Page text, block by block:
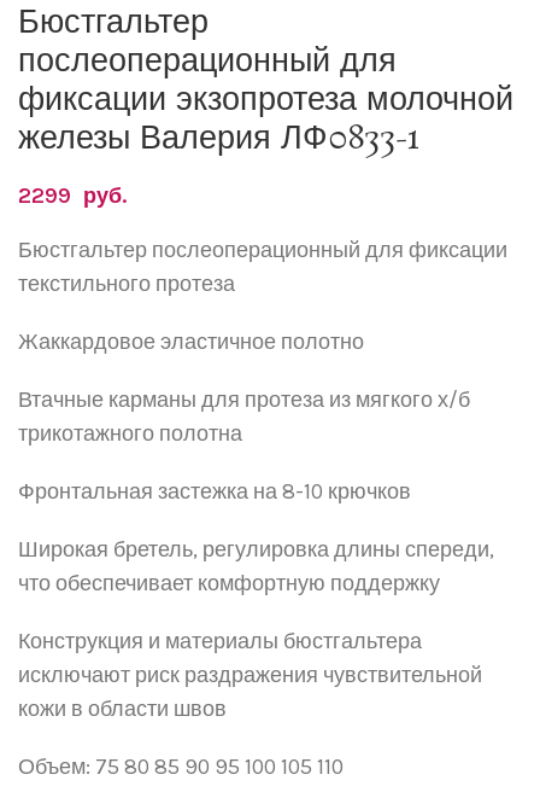
Бюстгальтер
послеоперационный для
фиксации экзопротеза молочной
железы Валерия ЛФ0833-1
2299 руб.
Бюстгальтер послеоперационный для фиксации
текстильного протеза
Жаккардовое эластичное полотно
Втачные карманы для протеза из мягкого х/б
трикотажного полотна
Фронтальная застежка на 8-10 крючков
Широкая бретель, регулировка длины спереди,
что обеспечивает комфортную поддержку
Конструкция и материалы бюстгальтера
исключают риск раздражения чувствительной
кожи в области швов
Объем: 75 80 85 90 95 100 105 110